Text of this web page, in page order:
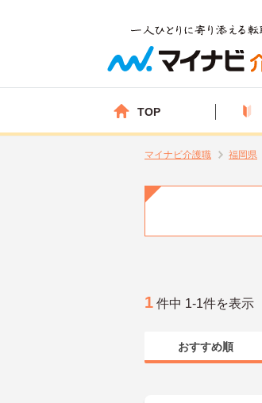
TOP
マイナビ介護職 福岡県
1 件中 1-1件を表示
おすすめ順